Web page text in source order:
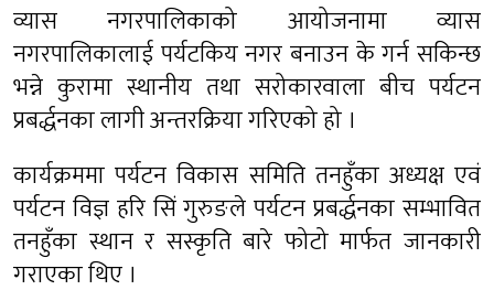
व्यास नगरपालिकाको आयोजनामा व्यास
नगरपालिकालाई पर्यटकिय नगर बनाउन के गर्न सकिन्छ
भन्ने कुरामा स्थानीय तथा सरोकारवाला बीच पर्यटन
प्रबर्द्धनका लागी अन्तरक्रिया गरिएको हो ।
कार्यक्रममा पर्यटन विकास समिति तनहुँका अध्यक्ष एवं
पर्यटन विज्ञ हरि सिं गुरुङले पर्यटन प्रबर्द्धनका सम्भावित
तनहुँका स्थान र सस्कृति बारे फोटो मार्फत जानकारी
गराएका थिए ।